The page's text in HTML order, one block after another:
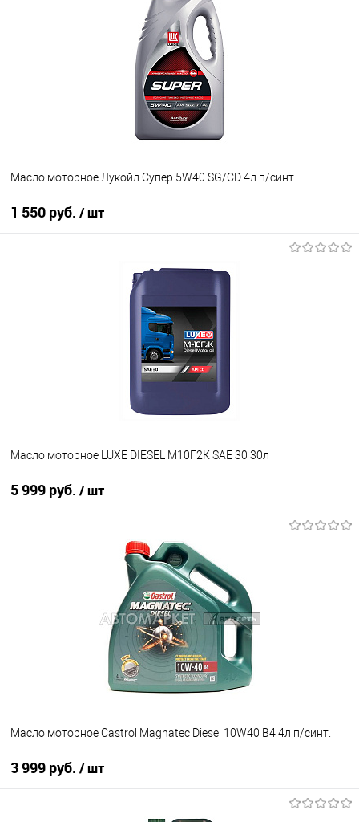
Под заказ
Масло моторное Лукойл Супер 5W40 SG/CD 4л п/синт
1 550 руб. / шт
В наличии
Масло моторное LUXE DIESEL М10Г2К SAE 30 30л
5 999 руб. / шт
В наличии
Масло моторное Castrol Magnatec Diesel 10W40 B4 4л п/синт.
3 999 руб. / шт